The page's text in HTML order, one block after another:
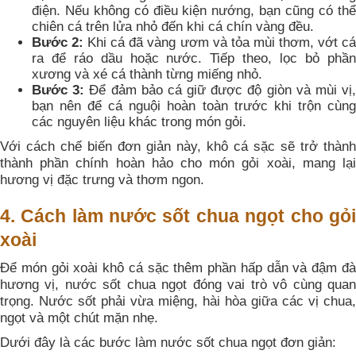
điện. Nếu không có điều kiện nướng, bạn cũng có thể
chiên cá trên lửa nhỏ đến khi cá chín vàng đều.
Bước 2: Khi cá đã vàng ươm và tỏa mùi thơm, vớt cá
ra để ráo dầu hoặc nước. Tiếp theo, lọc bỏ phần
xương và xé cá thành từng miếng nhỏ.
Bước 3: Để đảm bảo cá giữ được độ giòn và mùi vị,
bạn nên để cá nguội hoàn toàn trước khi trộn cùng
các nguyên liệu khác trong món gỏi.
Với cách chế biến đơn giản này, khô cá sặc sẽ trở thành
thành phần chính hoàn hảo cho món gỏi xoài, mang lại
hương vị đặc trưng và thơm ngon.
4. Cách làm nước sốt chua ngọt cho gỏi
xoài
Để món gỏi xoài khô cá sặc thêm phần hấp dẫn và đậm đà
hương vị, nước sốt chua ngọt đóng vai trò vô cùng quan
trọng. Nước sốt phải vừa miệng, hài hòa giữa các vị chua,
ngọt và một chút mặn nhẹ.
Dưới đây là các bước làm nước sốt chua ngọt đơn giản: